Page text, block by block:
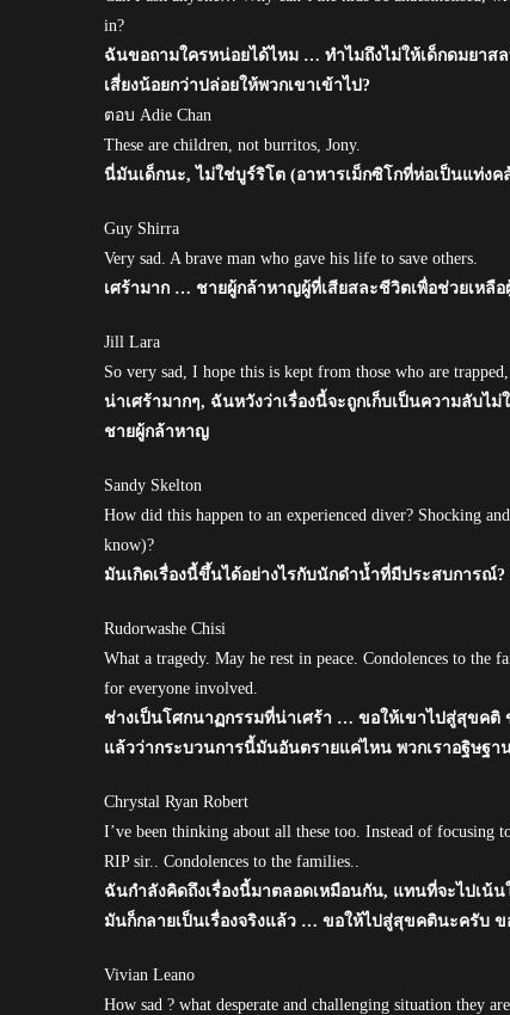
in?
ฉันขอถามใครหน่อยได้ไหม … ทำไมถึงไม่ให้เด็กดมยาส
เสี่ยงน้อยกว่าปล่อยให้พวกเขาเข้าไป?
ตอบ Adie Chan
These are children, not burritos, Jony.
นี่มันเด็กนะ, ไม่ใช่บูร์ริโต (อาหารเม็กซิโกที่ห่อเป็นแท่ง
Guy Shirra
Very sad. A brave man who gave his life to save others.
เศร้ามาก … ชายผู้กล้าหาญผู้ที่เสียสละชีวิตเพื่อช่วยเหลือ
Jill Lara
So very sad, I hope this is kept from those who are
น่าเศร้ามากๆ, ฉันหวังว่าเรื่องนี้จะถูกเก็บเป็นความลับไ
ชายผู้กล้าหาญ
Sandy Skelton
How did this happen to an experienced diver? Shocking
know)?
มันเกิดเรื่องนี้ขึ้นได้อย่างไรกับนักดำน้ำที่มีประสบการณ์
Rudorwashe Chisi
What a tragedy. May he rest in peace. Condolences to
for everyone involved.
ช่างเป็นโศกนาฏกรรมที่น่าเศร้า … ขอให้เขาไปสู่สุขคติ
แล้วว่ากระบวนการนี้มันอันตรายแค่ไหน พวกเราอฐิษฐา
Chrystal Ryan Robert
I’ve been thinking about all these too. Instead of focusing
RIP sir.. Condolences to the families..
ฉันกำลังคิดถึงเรื่องนี้มาตลอดเหมือนกัน, แทนที่จะไปเน้
มันก็กลายเป็นเรื่องจริงแล้ว … ขอให้ไปสู่สุขคตินะครับ
Vivian Leano
How sad ? what desperate and challenging situation they